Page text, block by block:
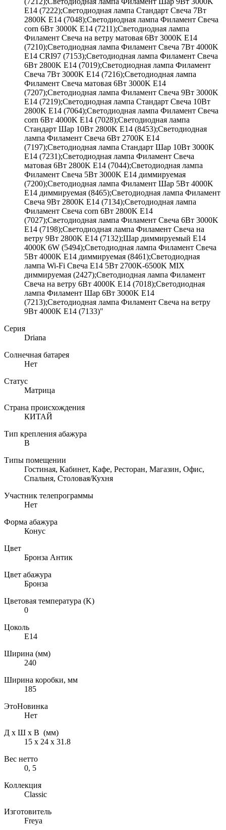
E14 (7222);Светодиодная лампа Стандарт Свеча 7Вт
2800K E14 (7048);Светодиодная лампа Филамент Свеча
corn 6Вт 3000K E14 (7211);Светодиодная лампа
Филамент Свеча на ветру матовая 6Вт 3000K E14
(7210);Светодиодная лампа Филамент Свеча 7Вт 4000K
E14 CRI97 (7153);Светодиодная лампа Филамент Свеча
6Вт 2800K E14 (7019);Светодиодная лампа Филамент
Свеча 7Вт 3000K E14 (7216);Светодиодная лампа
Филамент Свеча матовая 6Вт 3000K E14
(7207);Светодиодная лампа Филамент Свеча 9Вт 3000K
E14 (7219);Светодиодная лампа Стандарт Свеча 10Вт
2800K E14 (7064);Светодиодная лампа Филамент Свеча
corn 6Вт 4000K E14 (7028);Светодиодная лампа
Стандарт Шар 10Вт 2800K E14 (8453);Светодиодная
лампа Филамент Свеча 6Вт 2700K E14
(7197);Светодиодная лампа Стандарт Шар 10Вт 3000K
E14 (7231);Светодиодная лампа Филамент Свеча
матовая 6Вт 2800K E14 (7044);Светодиодная лампа
Филамент Свеча 5Вт 3000K E14 диммируемая
(7200);Светодиодная лампа Филамент Шар 5Вт 4000K
E14 диммируемая (8465);Светодиодная лампа Филамент
Свеча 9Вт 2800K E14 (7134);Светодиодная лампа
Филамент Свеча corn 6Вт 2800K E14
(7027);Светодиодная лампа Филамент Свеча 6Вт 3000K
E14 (7198);Светодиодная лампа Филамент Свеча на
ветру 9Вт 2800K E14 (7132);Шар диммируемый Е14
4000К 6W (5494);Светодиодная лампа Филамент Свеча
5Вт 4000K E14 диммируемая (8461);Светодиодная
лампа Wi-Fi Свеча E14 5Вт 2700K-6500K MIX
диммируемая (2427);Светодиодная лампа Филамент
Свеча на ветру 6Вт 4000K E14 (7018);Светодиодная
лампа Филамент Шар 6Вт 3000K E14
(7213);Светодиодная лампа Филамент Свеча на ветру
9Вт 4000K E14 (7133)"
Серия
Driana
Солнечная батарея
Нет
Статус
Матрица
Страна происхождения
КИТАЙ
Тип крепления абажура
B
Типы помещении
Гостиная, Кабинет, Кафе, Ресторан, Магазин, Офис,
Спальня, Столовая/Кухня
Участник телепрограммы
Нет
Форма абажура
Конус
Цвет
Бронза Антик
Цвет абажура
Бронза
Цветовая температура (K)
0
Цоколь
E14
Ширина (мм)
240
Ширина коробки, мм
185
ЭтоНовинка
Нет
Д х Ш х В (мм)
15 х 24 х 31.8
Вес нетто
0, 5
Коллекция
Classic
Изготовитель
Freya